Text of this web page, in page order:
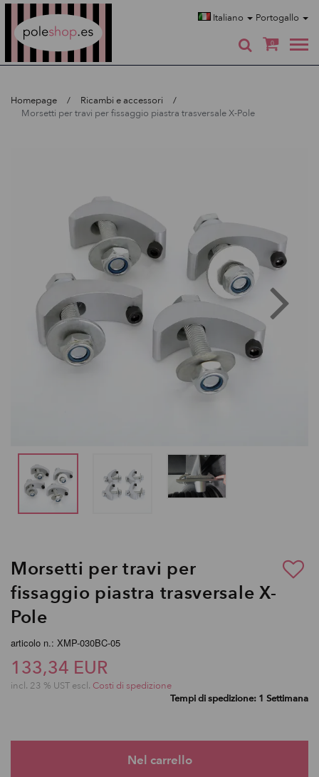
Italiano Portogallo
0
Homepage
Ricambi e accessori
Morsetti per travi per fissaggio piastra trasversale X-Pole
Morsetti per travi per
fissaggio piastra trasversale X-
Pole
articolo n.: XMP-030BC-05
133,34 EUR
incl. 23 % UST escl. Costi di spedizione
Tempi di spedizione: 1 Settimana